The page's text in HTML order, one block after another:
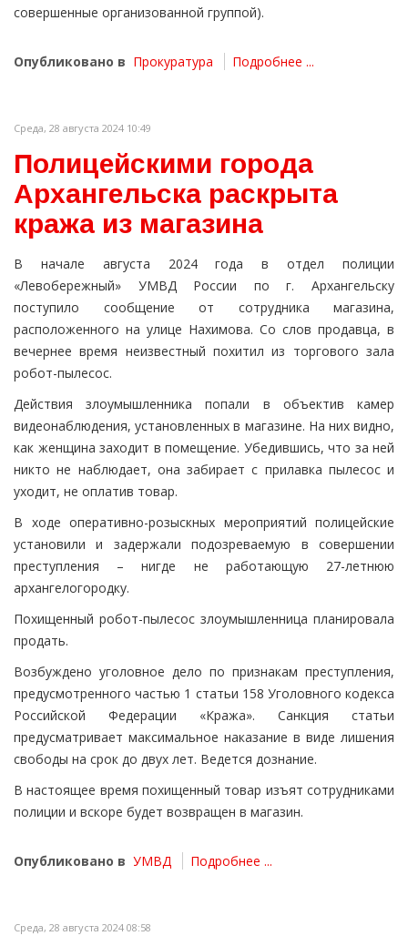
совершенные организованной группой).
Опубликовано в Прокуратура Подробнее ...
Среда, 28 августа 2024 10:49
Полицейскими города
Архангельска раскрыта
кража из магазина
В начале августа 2024 года в отдел полиции
«Левобережный» УМВД России по г. Архангельску
поступило сообщение от сотрудника магазина,
расположенного на улице Нахимова. Со слов продавца, в
вечернее время неизвестный похитил из торгового зала
робот-пылесос.
Действия злоумышленника попали в объектив камер
видеонаблюдения, установленных в магазине. На них видно,
как женщина заходит в помещение. Убедившись, что за ней
никто не наблюдает, она забирает с прилавка пылесос и
уходит, не оплатив товар.
В ходе оперативно-розыскных мероприятий полицейские
установили и задержали подозреваемую в совершении
преступления – нигде не работающую 27-летнюю
архангелогородку.
Похищенный робот-пылесос злоумышленница планировала
продать.
Возбуждено уголовное дело по признакам преступления,
предусмотренного частью 1 статьи 158 Уголовного кодекса
Российской Федерации «Кража». Санкция статьи
предусматривает максимальное наказание в виде лишения
свободы на срок до двух лет. Ведется дознание.
В настоящее время похищенный товар изъят сотрудниками
полиции и вскоре будет возвращен в магазин.
Опубликовано в УМВД Подробнее ...
Среда, 28 августа 2024 08:58